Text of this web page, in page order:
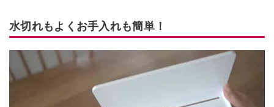
水切れもよくお手入れも簡単！